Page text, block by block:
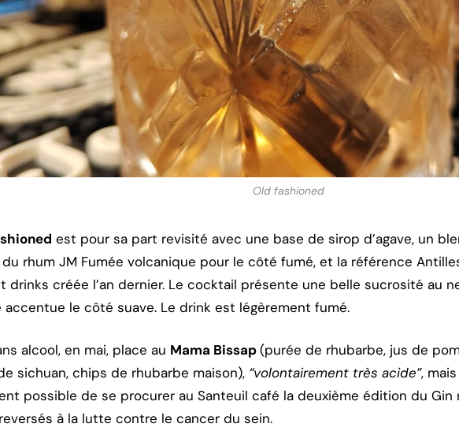
Old fashioned
est pour sa part revisité avec une base de sirop d’agave, un
du rhum JM Fumée volcanique pour le côté fumé, et la référence
drinks créée l’an dernier. Le cocktail présente une belle sucrosité au
accentue le côté suave. Le drink est légèrement fumé.
alcool, en mai, place au Mama Bissap(purée de rhubarbe, jus de
sichuan, chips de rhubarbe maison), “volontairement très acide”,
possible de se procurer au Santeuil café la deuxième édition du
à la lutte contre le cancer du sein.